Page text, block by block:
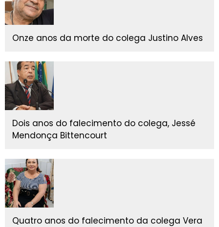
Onze anos da morte do colega Justino Alves
Dois anos do falecimento do colega, Jessé
Mendonça Bittencourt
Quatro anos do falecimento da colega Vera